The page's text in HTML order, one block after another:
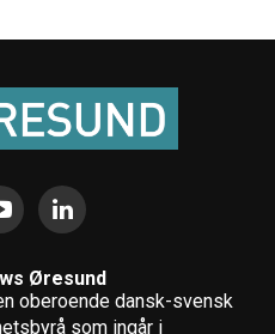
Øresund
oberoende dansk-svensk
som ingår i